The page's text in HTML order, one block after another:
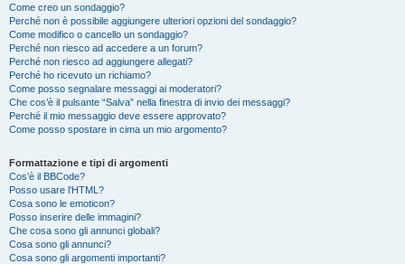
Come creo un sondaggio?
Perché non è possibile aggiungere ulteriori opzioni del sondaggio?
Come modifico o cancello un sondaggio?
Perché non riesco ad accedere a un forum?
Perché non riesco ad aggiungere allegati?
Perché ho ricevuto un richiamo?
Come posso segnalare messaggi ai moderatori?
Che cos’è il pulsante “Salva” nella finestra di invio dei messaggi?
Perché il mio messaggio deve essere approvato?
Come posso spostare in cima un mio argomento?
Formattazione e tipi di argomenti
Cos’è il BBCode?
Posso usare l’HTML?
Cosa sono le emoticon?
Posso inserire delle immagini?
Che cosa sono gli annunci globali?
Cosa sono gli annunci?
Cosa sono gli argomenti importanti?